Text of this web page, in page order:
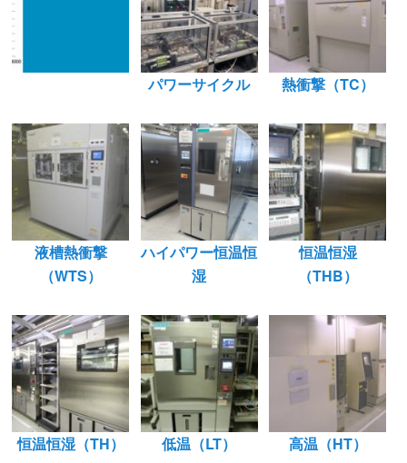
パワーサイクル 熱衝撃（TC）
液槽熱衝撃
（WTS）
ハイパワー恒温恒
湿
恒温恒湿
（THB）
恒温恒湿（TH） 低温（LT） 高温（HT）